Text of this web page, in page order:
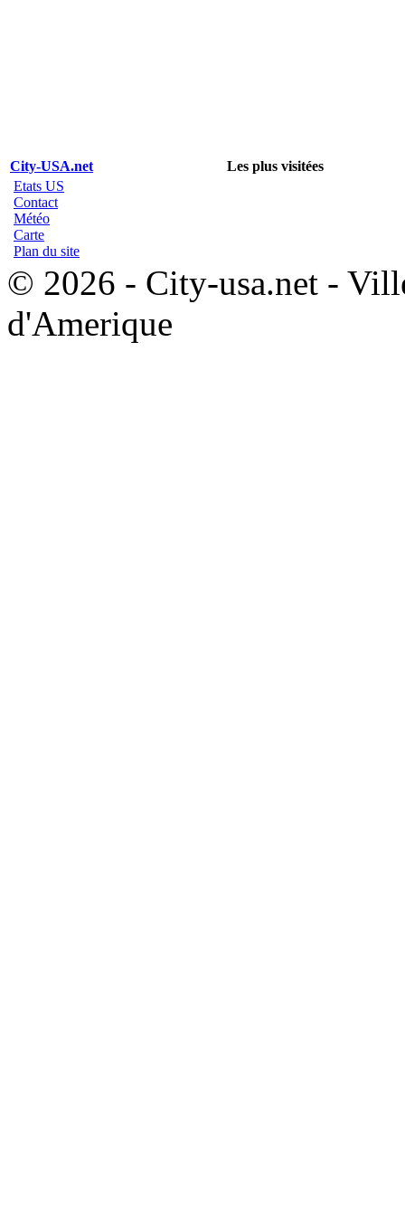
City-USA.net
Les plus visitées
Etats US
Contact
Météo
Carte
Plan du site
© 2026 - City-usa.net -
d'Amerique